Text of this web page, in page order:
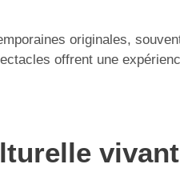
originales,
offrent une